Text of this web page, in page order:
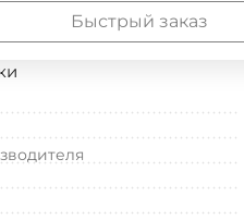
Быстрый заказ